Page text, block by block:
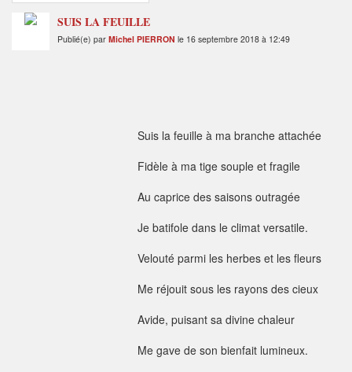
SUIS LA FEUILLE
Publié(e) par Michel PIERRON le 16 septembre 2018 à 12:49
Suis la feuille à ma branche attachée
Fidèle à ma tige souple et fragile
Au caprice des saisons outragée
Je batifole dans le climat versatile.
Velouté parmi les herbes et les fleurs
Me réjouit sous les rayons des cieux
Avide, puisant sa divine chaleur
Me gave de son bienfait lumineux.